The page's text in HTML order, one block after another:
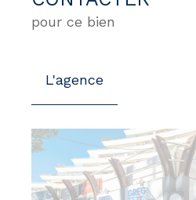
pour ce bien
L'agence